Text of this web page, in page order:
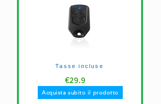
€29.9
Acquista subito il prodotto
Tasse incluse